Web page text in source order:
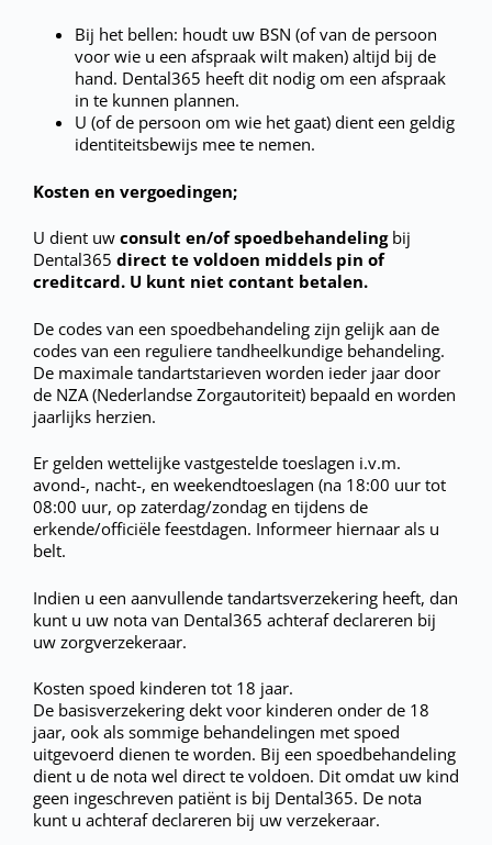
Bij het bellen: houdt uw BSN (of van de persoon
voor wie u een afspraak wilt maken) altijd bij de
hand. Dental365 heeft dit nodig om een afspraak
in te kunnen plannen.
U (of de persoon om wie het gaat) dient een geldig
identiteitsbewijs mee te nemen.
Kosten en vergoedingen;
U dient uw consult en/of spoedbehandelingbij
Dental365 direct te voldoen middels pin of
creditcard. U kunt niet contant betalen.
De codes van een spoedbehandeling zijn gelijk aan de
codes van een reguliere tandheelkundige behandeling.
De maximale tandartstarieven worden ieder jaar door
de NZA (Nederlandse Zorgautoriteit) bepaald en worden
jaarlijks herzien.
Er gelden wettelijke vastgestelde toeslagen i.v.m.
avond-, nacht-, en weekendtoeslagen (na 18:00 uur tot
08:00 uur, op zaterdag/zondag en tijdens de
erkende/officiële feestdagen. Informeer hiernaar als u
belt.
Indien u een aanvullende tandartsverzekering heeft, dan
kunt u uw nota van Dental365 achteraf declareren bij
uw zorgverzekeraar.
Kosten spoed kinderen tot 18 jaar.
De basisverzekering dekt voor kinderen onder de 18
jaar, ook als sommige behandelingen met spoed
uitgevoerd dienen te worden. Bij een spoedbehandeling
dient u de nota wel direct te voldoen. Dit omdat uw kind
geen ingeschreven patiënt is bij Dental365. De nota
kunt u achteraf declareren bij uw verzekeraar.